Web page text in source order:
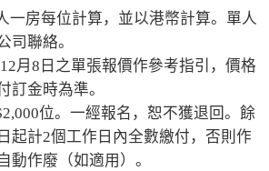
司聯絡。
訂金時為準。
起計2個工作日內全數繳付，否則作
動作廢（如適用）。